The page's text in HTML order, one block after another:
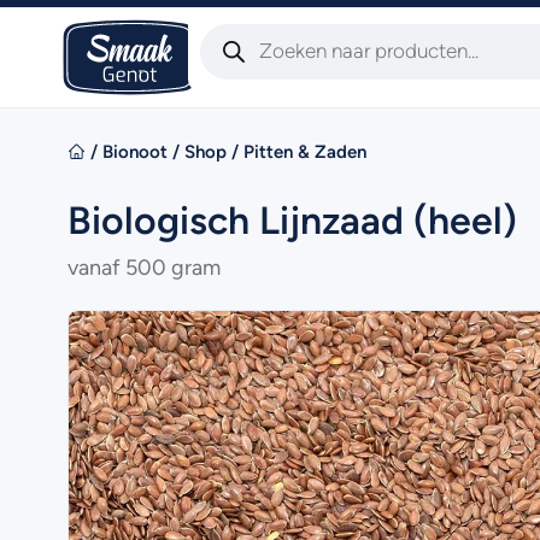
/ Bionoot / Shop / Pitten & Zaden
Biologisch Lijnzaad (heel)
vanaf 500 gram